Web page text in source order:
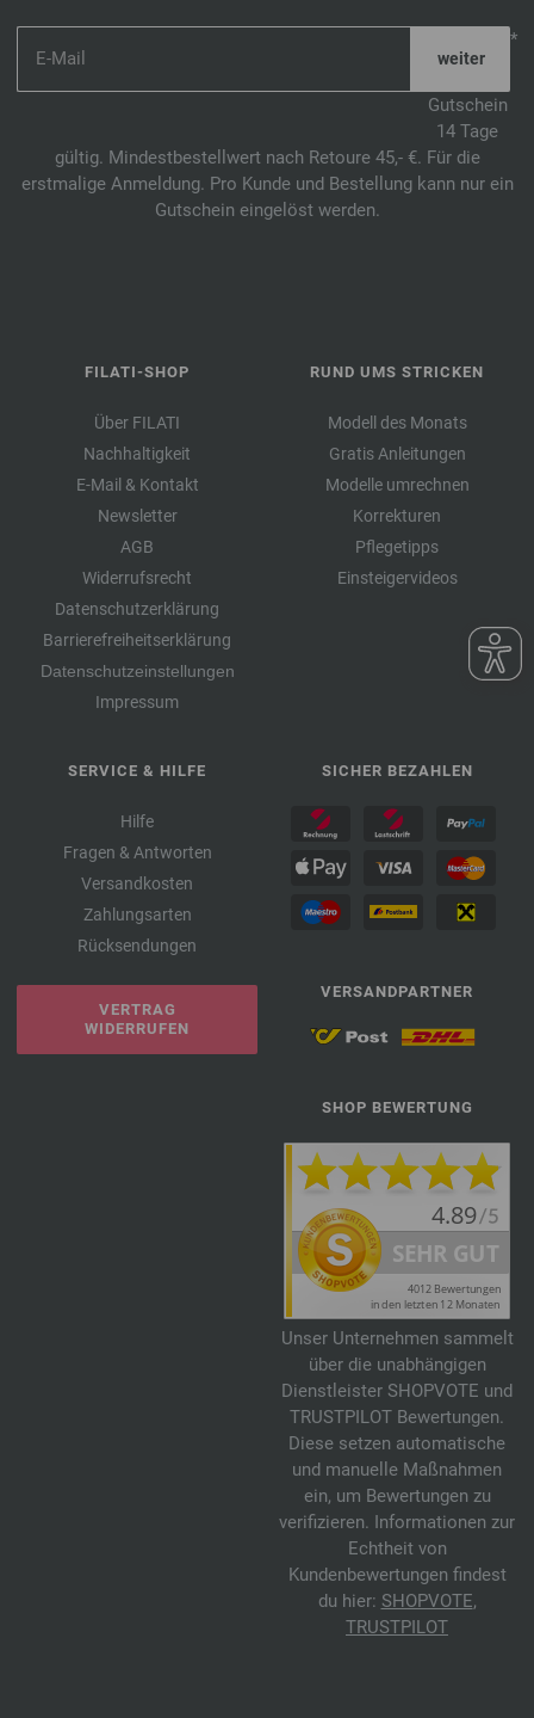
*
Gutschein
14 Tage
gültig. Mindestbestellwert nach Retoure 45,- €. Für die
erstmalige Anmeldung. Pro Kunde und Bestellung kann nur ein
Gutschein eingelöst werden.
FILATI-SHOP
Über FILATI
Nachhaltigkeit
E-Mail & Kontakt
Newsletter
AGB
Widerrufsrecht
Datenschutzerklärung
Barrierefreiheitserklärung
Datenschutzeinstellungen
Impressum
RUND UMS STRICKEN
Modell des Monats
Gratis Anleitungen
Modelle umrechnen
Korrekturen
Pflegetipps
Einsteigervideos
SERVICE & HILFE
Hilfe
Fragen & Antworten
Versandkosten
Zahlungsarten
Rücksendungen
VERTRAG
WIDERRUFEN
SICHER BEZAHLEN
VERSANDPARTNER
SHOP BEWERTUNG
Unser Unternehmen sammelt
über die unabhängigen
Dienstleister SHOPVOTE und
TRUSTPILOT Bewertungen.
Diese setzen automatische
und manuelle Maßnahmen
ein, um Bewertungen zu
verifizieren. Informationen zur
Echtheit von
Kundenbewertungen findest
du hier: SHOPVOTE,
TRUSTPILOT